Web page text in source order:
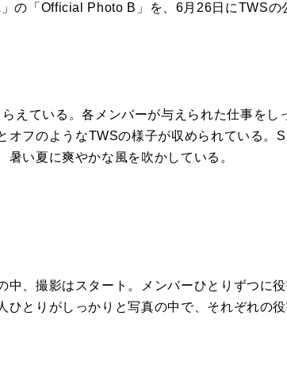
」の「Official Photo B」を、6月26日にTWSの
えている。各メンバーが与えられた仕事をし
オフのようなTWSの様子が収められている。
暑い夏に爽やかな風を吹かしている。
中、 撮影はスタート。
メンバーひとりずつに
ひとりがしっかりと写真の中で、それぞれの